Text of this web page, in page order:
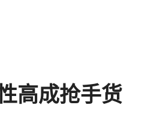
高成抢手货